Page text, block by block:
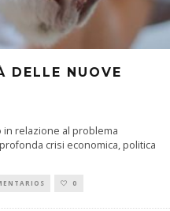
DELLE NUOVE
relazione al problema
crisi economica, politica
0